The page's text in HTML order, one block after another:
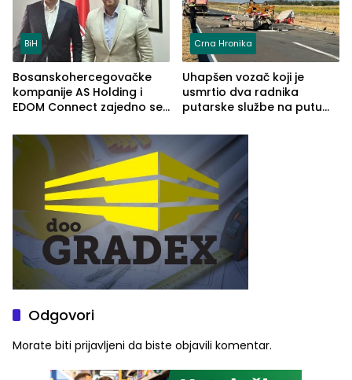
BiH
Bosanskohercegovačke
kompanije AS Holding i
EDOM Connect zajedno se
Crna Hronika
Uhapšen vozač koji je
usmrtio dva radnika
putarske službe na putu
(FOTO)
Odgovori
Morate biti prijavljeni da biste objavili komentar.